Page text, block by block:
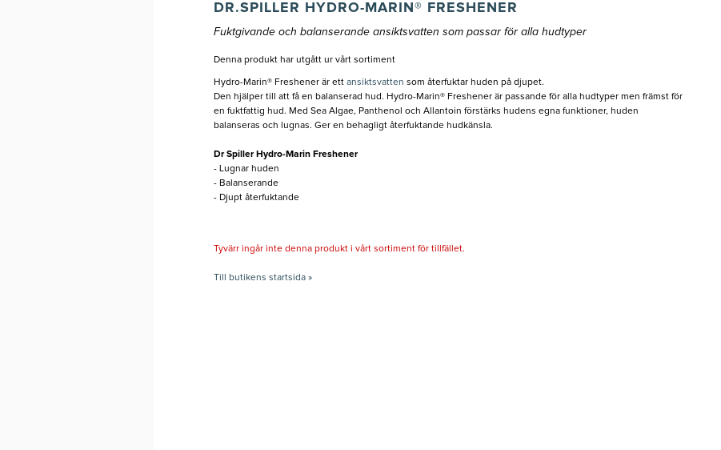
DR.SPILLER HYDRO-MARIN® FRESHENER
Fuktgivande och balanserande ansiktsvatten som passar för alla hudtyper
Denna produkt har utgått ur vårt sortiment
Hydro-Marin® Freshener är ett ansiktsvatten som återfuktar huden på djupet.
Den hjälper till att få en balanserad hud. Hydro-Marin® Freshener är passande för alla hudtyper men främst för
en fuktfattig hud. Med Sea Algae, Panthenol och Allantoin förstärks hudens egna funktioner, huden
balanseras och lugnas. Ger en behagligt återfuktande hudkänsla.
Dr Spiller Hydro-Marin Freshener
- Lugnar huden
- Balanserande
- Djupt återfuktande
Tyvärr ingår inte denna produkt i vårt sortiment för tillfället.
Till butikens startsida »